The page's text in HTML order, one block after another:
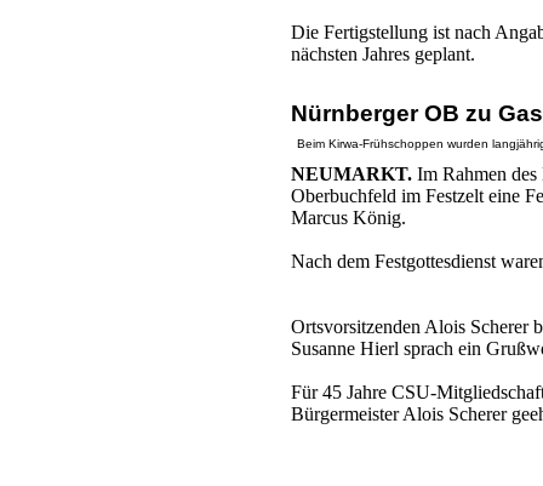
Die Fertigstellung ist nach
nächsten Jahres geplant.
Nürnberger OB zu
Beim Kirwa-Frühschoppen wurden
NEUMARKT. Im Rahmen
Oberbuchfeld im Festzelt eine
Marcus König.
Nach dem Festgottesdienst
Ortsvorsitzenden Alois Scherer
Susanne Hierl sprach ein
Für 45 Jahre CSU-
Bürgermeister Alois Scherer